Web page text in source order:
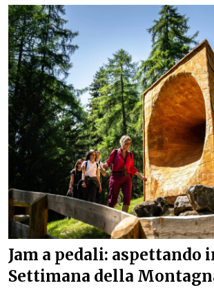
Jam a pedali: aspettando
Settimana della